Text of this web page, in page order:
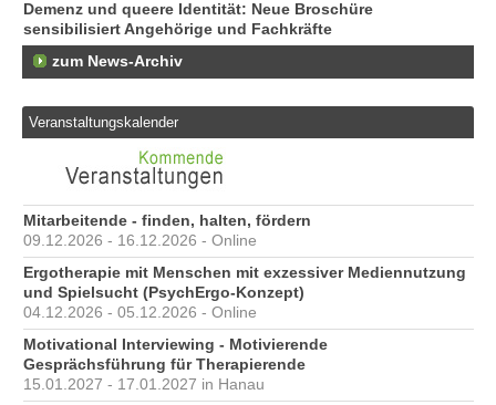
Demenz und queere Identität: Neue Broschüre
sensibilisiert Angehörige und Fachkräfte
zum News-Archiv
Veranstaltungskalender
Mitarbeitende - finden, halten, fördern
09.12.2026 - 16.12.2026 - Online
Ergotherapie mit Menschen mit exzessiver Mediennutzung
und Spielsucht (PsychErgo-Konzept)
04.12.2026 - 05.12.2026 - Online
Motivational Interviewing - Motivierende
Gesprächsführung für Therapierende
15.01.2027 - 17.01.2027 in Hanau